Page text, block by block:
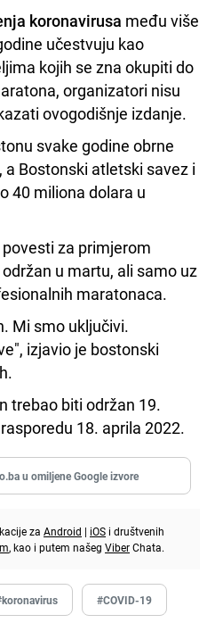
koronavirusa među više
učestvuju kao
kojih se zna okupiti do
organizatori nisu
ovogodišnje izdanje.
svake godine obrne
Bostonski atletski savez i
40 miliona dolara u
za primjerom
u martu, ali samo uz
maratonaca.
Mi smo uključivi.
izjavio je bostonski
trebao biti održan 19.
18. aprila 2022.
u omiljene Google izvore
za Android | iOS i društvenih
, kao i putem našeg ViberChata.
#COVID-19